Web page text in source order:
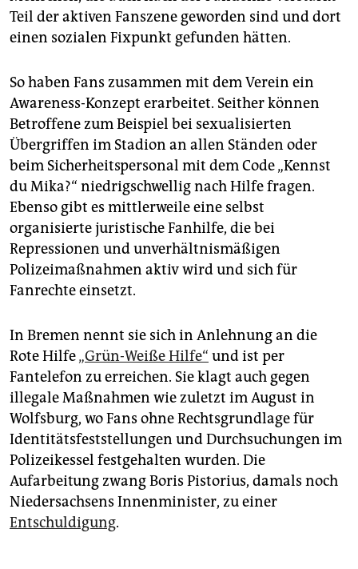
Teil der aktiven Fanszene geworden sind und dort
einen sozialen Fixpunkt gefunden hätten.
So haben Fans zusammen mit dem Verein ein
Awareness-Konzept erarbeitet. Seither können
Betroffene zum Beispiel bei sexualisierten
Übergriffen im Stadion an allen Ständen oder
beim Sicherheitspersonal mit dem Code „Kennst
du Mika?“ niedrigschwellig nach Hilfe fragen.
Ebenso gibt es mittlerweile eine selbst
organisierte juristische Fanhilfe, die bei
Repressionen und unverhältnismäßigen
Polizeimaßnahmen aktiv wird und sich für
Fanrechte einsetzt.
In Bremen nennt sie sich in Anlehnung an die
Rote Hilfe„Grün-Weiße Hilfe“ und ist per
Fantelefon zu erreichen. Sie klagt auch gegen
illegale Maßnahmen wie zuletzt im August in
Wolfsburg, wo Fans ohne Rechtsgrundlage für
Identitätsfeststellungen und Durchsuchungen im
Polizeikessel festgehalten wurden. Die
Aufarbeitung zwang Boris Pistorius, damals noch
Niedersachsens Innenminister, zu einer
Entschuldigung.